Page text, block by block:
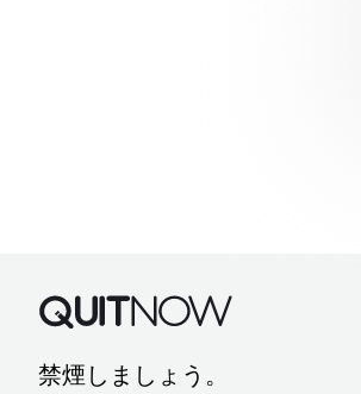
禁煙しましょう。